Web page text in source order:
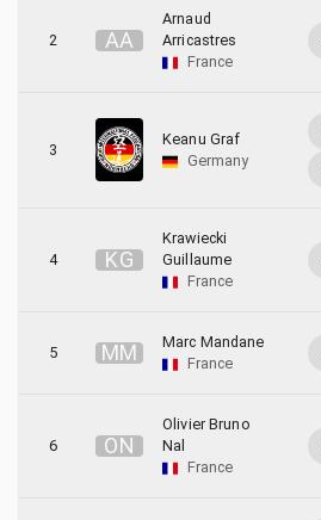
2 AA
Arnaud
Arricastres
France
3
Keanu Graf
Germany
4 KG
Krawiecki
Guillaume
France
5 MM
Marc Mandane
France
6 ON
Olivier Bruno
Nal
France